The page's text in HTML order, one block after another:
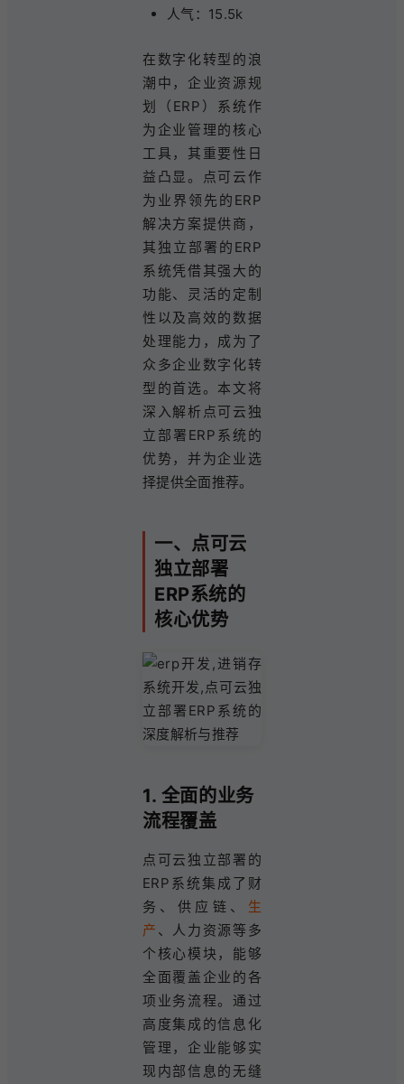
人气：15.5k
在数字化转型的浪
潮中，企业资源规
划（ERP）系统作
为企业管理的核心
工具，其重要性日
益凸显。点可云作
为业界领先的ERP
解决方案提供商，
其独立部署的ERP
系统凭借其强大的
功能、灵活的定制
性以及高效的数据
处理能力，成为了
众多企业数字化转
型的首选。本文将
深入解析点可云独
立部署ERP系统的
优势，并为企业选
择提供全面推荐。
一、点可云
独立部署
ERP系统的
核心优势
1. 全面的业务
流程覆盖
点可云独立部署的
ERP系统集成了财
务、供应链、 生
产 、人力资源等多
个核心模块，能够
全面覆盖企业的各
项业务流程。通过
高度集成的信息化
管理，企业能够实
现内部信息的无缝